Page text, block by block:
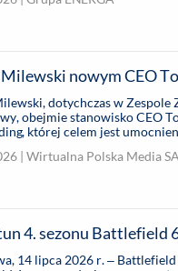
Milewski nowym CEO
dotychczas w
obejmie stanowisko CEO
której celem jest
| Wirtualna Polska Media SA
4. sezonu Battlefield
14 lipca 2026 r. –